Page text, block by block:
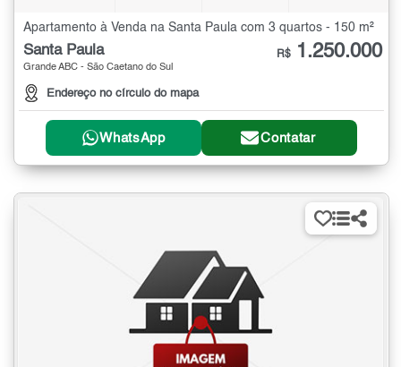
Apartamento à Venda na Santa Paula com 3 quartos - 150 m²
Santa Paula
Grande ABC - São Caetano do Sul
Endereço no círculo do mapa
R$ 1.250.000
WhatsApp Contatar